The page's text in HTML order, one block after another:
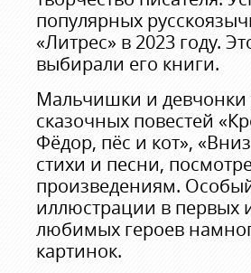
популярных
«Литрес» в 2023 году.
выбирали его книги.
Мальчишки и девчонки
сказочных повестей
Фёдор, пёс и кот»,
стихи и песни,
произведениям.
иллюстрации в первых
любимых героев
картинок.